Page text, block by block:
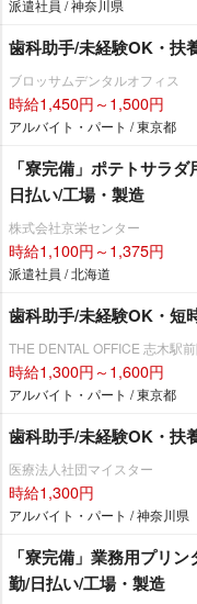
派遣社員 / 神奈川県
歯科助手/未経験OK・扶
ブロッサムデンタルオフィス
時給1,450円～1,500円
アルバイト・パート / 東京都
「寮完備」ポテトサラ
日払い/工場・製造
株式会社京栄センター
時給1,100円～1,375円
派遣社員 / 北海道
歯科助手/未経験OK・短
THE DENTAL OFFICE 志木駅
時給1,300円～1,600円
アルバイト・パート / 東京都
歯科助手/未経験OK・扶
医療法人社団マイスター
時給1,300円
アルバイト・パート / 神奈川県
「寮完備」業務用プリ
勤/日払い/工場・製造